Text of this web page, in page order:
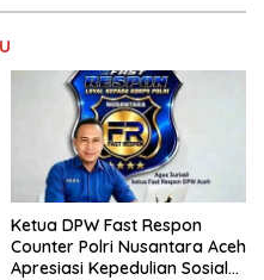
Ketua DPW Fast Respon
Counter Polri Nusantara Aceh
Apresiasi Kepedulian Sosial